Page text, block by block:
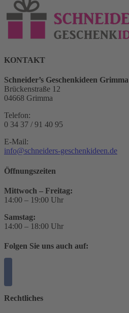
KONTAKT
Schneider’s Geschenkideen Grimma
Brückenstraße 12
04668 Grimma
Telefon:
0 34 37 / 91 40 95
E-Mail:
info@schneiders-geschenkideen.de
Öffnungszeiten
Mittwoch – Freitag:
14:00 – 19:00 Uhr
Samstag:
14:00 – 18:00 Uhr
Folgen Sie uns auch auf:
Rechtliches